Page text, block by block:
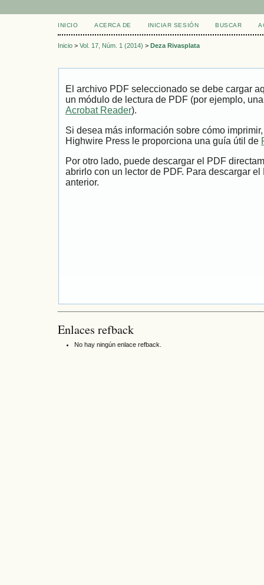
INICIO ACERCA DE INICIAR SESIÓN BUSCAR
Inicio > Vol. 17, Núm. 1 (2014) > Deza Rivasplata
El archivo PDF seleccionado se debe cargar
un módulo de lectura de PDF (por ejemplo,
Acrobat Reader).
Si desea más información sobre cómo
Highwire Press le proporciona una guía útil de
Por otro lado, puede descargar el PDF
abrirlo con un lector de PDF. Para descargar
anterior.
Enlaces refback
No hay ningún enlace refback.